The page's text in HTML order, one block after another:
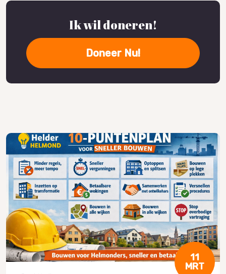
Ik wil doneren!
Doneer Nu!
11
MRT